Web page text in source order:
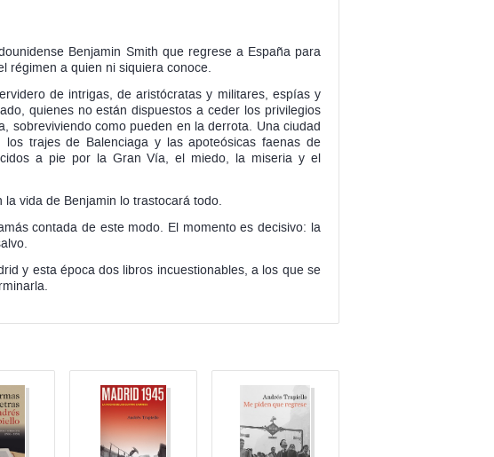
Benjamin Smith que regrese a España para
régimen a quien ni siquiera conoce.
de intrigas, de aristócratas y militares, espías y
quienes no están dispuestos a ceder los privilegios
sobreviviendo como pueden en la derrota. Una ciudad
trajes de Balenciaga y las apoteósicas faenas de
a pie por la Gran Vía, el miedo, la miseria y el
vida de Benjamin lo trastocará todo.
contada de este modo. El momento es decisivo: la
y esta época dos libros incuestionables, a los que se